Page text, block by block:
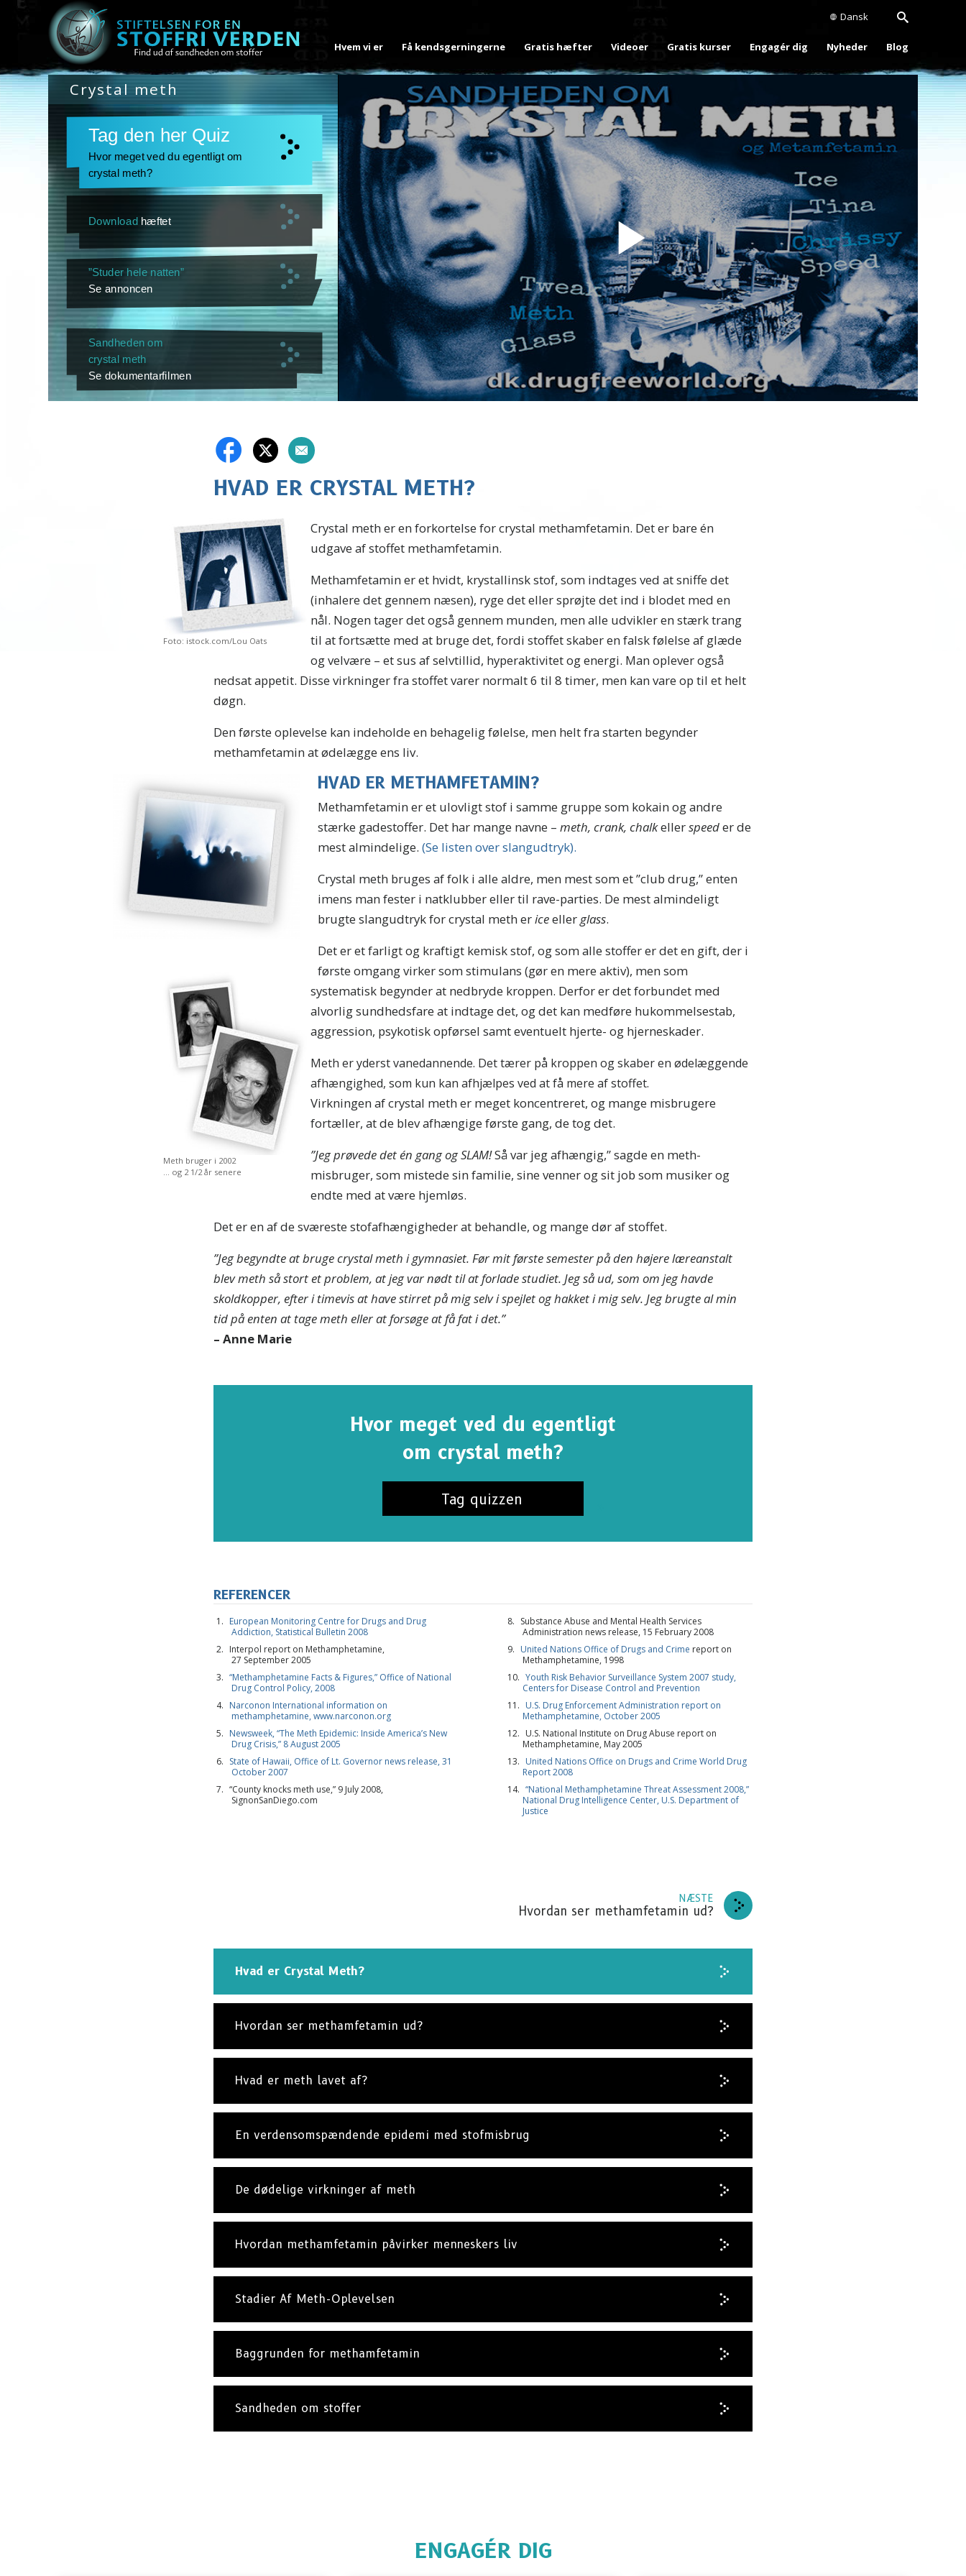
Dansk
Hvem vi er Få kendsgerningerne Gratis hæfter Videoer Gratis kurser Engagér dig Nyheder Blog
Play
Video
Crystal meth
Tag den her Quiz
Hvor meget ved du egentligt om
crystal meth?
Download hæftet
”Studer hele natten”
Se annoncen
Sandheden om
crystal meth
Se dokumentarfilmen
HVAD ER CRYSTAL METH?
Foto: istock.com/Lou Oats
Crystal meth er en forkortelse for crystal methamfetamin. Det er bare én
udgave af stoffet methamfetamin.
Methamfetamin er et hvidt, krystallinsk stof, som indtages ved at sniffe det
(inhalere det gennem næsen), ryge det eller sprøjte det ind i blodet med en
nål. Nogen tager det også gennem munden, men alle udvikler en stærk trang
til at fortsætte med at bruge det, fordi stoffet skaber en falsk følelse af glæde
og velvære – et sus af selvtillid, hyperaktivitet og energi. Man oplever også
nedsat appetit. Disse virkninger fra stoffet varer normalt 6 til 8 timer, men kan vare op til et helt
døgn.
Den første oplevelse kan indeholde en behagelig følelse, men helt fra starten begynder
methamfetamin at ødelægge ens liv.
Meth bruger i 2002
… og 2 1/2 år senere
HVAD ER METHAMFETAMIN?
Methamfetamin er et ulovligt stof i samme gruppe som kokain og andre
stærke gadestoffer. Det har mange navne – meth, crank, chalkellerspeeder de
mest almindelige. (Se listen over slangudtryk).
Crystal meth bruges af folk i alle aldre, men mest som et ”club drug,” enten
imens man fester i natklubber eller til rave-parties. De mest almindeligt
brugte slangudtryk for crystal meth ericeeller glass.
Det er et farligt og kraftigt kemisk stof, og som alle stoffer er det en gift, der i
første omgang virker som stimulans (gør en mere aktiv), men som
systematisk begynder at nedbryde kroppen. Derfor er det forbundet med
alvorlig sundhedsfare at indtage det, og det kan medføre hukommelsestab,
aggression, psykotisk opførsel samt eventuelt hjerte- og hjerneskader.
Meth er yderst vanedannende. Det tærer på kroppen og skaber en ødelæggende
afhængighed, som kun kan afhjælpes ved at få mere af stoffet.
Virkningen af crystal meth er meget koncentreret, og mange misbrugere
fortæller, at de blev afhængige første gang, de tog det.
”Jeg prøvede det én gang og SLAM!Så var jeg afhængig,” sagde en meth-
misbruger, som mistede sin familie, sine venner og sit job som musiker og
endte med at være hjemløs.
Det er en af de sværeste stofafhængigheder at behandle, og mange dør af stoffet.
”Jeg begyndte at bruge crystal meth i gymnasiet. Før mit første semester på den højere læreanstalt
blev meth så stort et problem, at jeg var nødt til at forlade studiet. Jeg så ud, som om jeg havde
skoldkopper, efter i timevis at have stirret på mig selv i spejlet og hakket i mig selv. Jeg brugte al min
tid på enten at tage meth eller at forsøge at få fat i det.”
– Anne Marie
Hvor meget ved du egentligt
om crystal meth?
Tag quizzen
REFERENCER
European Monitoring Centre for Drugs and Drug
Addiction, Statistical Bulletin 2008
Interpol report on Methamphetamine,
27 September 2005
“Methamphetamine Facts & Figures,” Office of National
Drug Control Policy, 2008
Narconon International information on
methamphetamine, www.narconon.org
Newsweek, “The Meth Epidemic: Inside America’s New
Drug Crisis,” 8 August 2005
State of Hawaii, Office of Lt. Governor news release, 31
October 2007
“County knocks meth use,” 9 July 2008,
SignonSanDiego.com
Substance Abuse and Mental Health Services
Administration news release, 15 February 2008
United Nations Office of Drugs and Crime report on
Methamphetamine, 1998
Youth Risk Behavior Surveillance System 2007 study,
Centers for Disease Control and Prevention
U.S. Drug Enforcement Administration report on
Methamphetamine, October 2005
U.S. National Institute on Drug Abuse report on
Methamphetamine, May 2005
United Nations Office on Drugs and Crime World Drug
Report 2008
“National Methamphetamine Threat Assessment 2008,”
National Drug Intelligence Center, U.S. Department of
Justice
NÆSTE
Hvordan ser methamfetamin ud?
Hvad er Crystal Meth?
Hvordan ser methamfetamin ud?
Hvad er meth lavet af?
En verdensomspændende epidemi med stofmisbrug
De dødelige virkninger af meth
Hvordan methamfetamin påvirker menneskers liv
Stadier Af Meth-Oplevelsen
Baggrunden for methamfetamin
Sandheden om stoffer
ENGAGÉR DIG
nyheder og opdateringer i din indbakke.
TILMELD DIG
NEJ TAK